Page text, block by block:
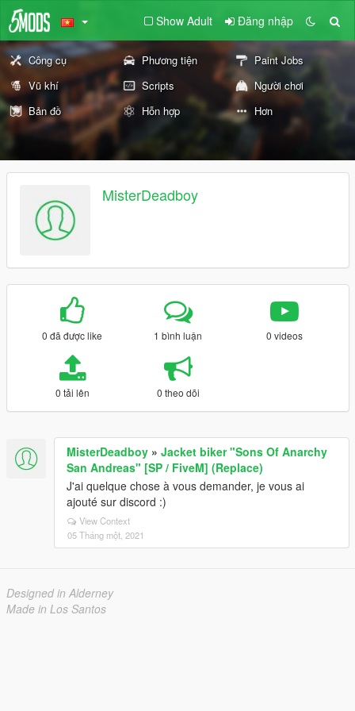
Show Adult Đăng nhập
Công cụ Phương tiện
Paint Jobs
Vũ khí
Scripts
Người chơi
Bản đồ
Hỗn hợp Hơn
MisterDeadboy
0 đã được like 1 bình luận 0 videos
0 tải lên 0 theo dõi
MisterDeadboy » Jacket biker "Sons Of Anarchy
San Andreas" [SP / FiveM] (Replace)
J'ai quelque chose à vous demander, je vous ai
ajouté sur discord :)
View Context
05 Tháng một, 2021
Designed in Alderney
Made in Los Santos